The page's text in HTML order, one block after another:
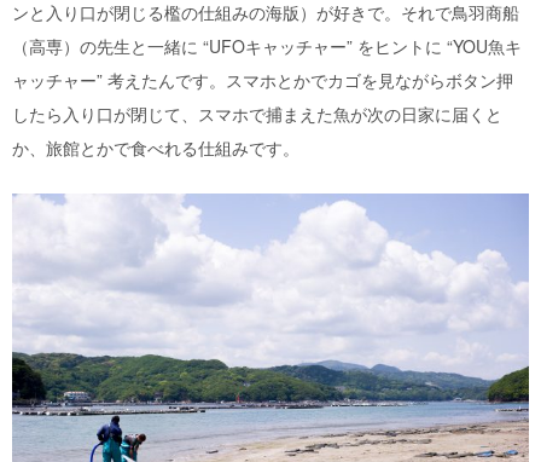
ンと入り口が閉じる檻の仕組みの海版）が好きで。それで鳥羽商船
（高専）の先生と一緒に “UFOキャッチャー” をヒントに “YOU魚キ
ャッチャー” 考えたんです。スマホとかでカゴを見ながらボタン押
したら入り口が閉じて、スマホで捕まえた魚が次の日家に届くと
か、旅館とかで食べれる仕組みです。